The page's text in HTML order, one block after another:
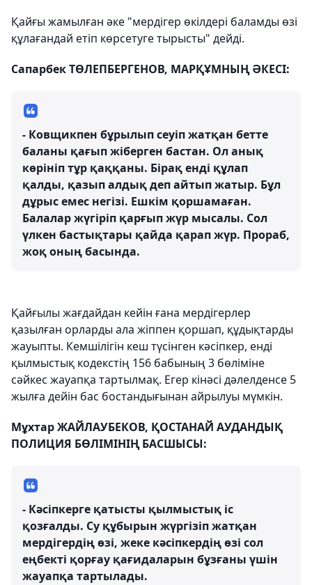
Қайғы жамылған әке "мердігер өкілдері баламды өзі
құлағандай етіп көрсетуге тырысты" дейді.
Сапарбек ТӨЛЕПБЕРГЕНОВ, МАРҚҰМНЫҢ ӘКЕСІ:
- Ковщикпен бұрылып сеуіп жатқан бетте
баланы қағып жіберген бастан. Ол анық
көрініп тұр қаққаны. Бірақ енді құлап
қалды, қазып алдық деп айтып жатыр. Бұл
дұрыс емес негізі. Ешкім қоршамаған.
Балалар жүгіріп қарғып жүр мысалы. Сол
үлкен бастықтары қайда қарап жүр. Прораб,
жоқ оның басында.
Қайғылы жағдайдан кейін ғана мердігерлер
қазылған орларды ала жіппен қоршап, құдықтарды
жауыпты. Кемшілігін кеш түсінген кәсіпкер, енді
қылмыстық кодекстің 156 бабының 3 бөліміне
сәйкес жауапқа тартылмақ. Егер кінәсі дәлелденсе 5
жылға дейін бас бостандығынан айрылуы мүмкін.
Мұхтар ЖАЙЛАУБЕКОВ, ҚОСТАНАЙ АУДАНДЫҚ
ПОЛИЦИЯ БӨЛІМІНІҢ БАСШЫСЫ:
- Кәсіпкерге қатысты қылмыстық іс
қозғалды. Су құбырын жүргізіп жатқан
мердігердің өзі, жеке кәсіпкердің өзі сол
еңбекті қорғау қағидаларын бұзғаны үшін
жауапқа тартылады.